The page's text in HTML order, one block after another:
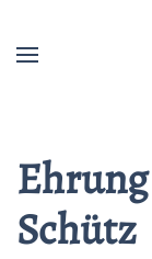
Schütz